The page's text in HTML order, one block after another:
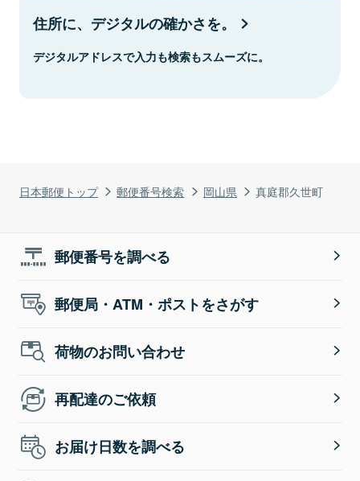
日本郵便トップ 郵便番号検索 岡山県 真庭郡久世町
住所に、デジタルの確かさを。
デジタルアドレスで入力も検索もスムーズに。
郵便番号を調べる
郵便局・ATM・ポストをさがす
荷物のお問い合わせ
再配達のご依頼
お届け日数を調べる